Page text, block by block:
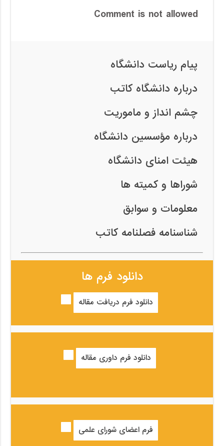
Comment is not allowed
پیام ریاست دانشگاه
درباره دانشگاه کاتب
چشم انداز و ماموریت
درباره مؤسسین دانشگاه
هیئت امنای دانشگاه
شوراها و کمیته ها
معلومات و سوابق
شناسنامه فصلنامه کاتب
دانلود فرم ها
دانلود فرم دریافت مقاله
دانلود فرم داوری مقاله
فرم اعضای شورای علمی